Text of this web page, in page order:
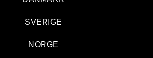
SVERIGE
NORGE